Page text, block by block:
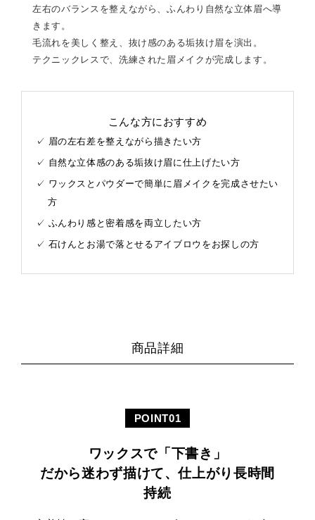
左右のバランスを整えながら、ふんわり自然な立体眉へ導
きます。
毛流れを美しく整え、抜け感のある垢抜け眉を演出。
テクニックレスで、洗練された眉メイクが完成します。
こんな方におすすめ
眉の左右差を整えながら描きたい方
自然な立体感のある垢抜け眉に仕上げたい方
ワックスとパウダーで簡単に眉メイクを完成させたい
方
ふんわり感と密着感を両立したい方
石けんとお湯で落とせるアイブロウをお探しの方
ワックスで「下書き」
だから迷わず描けて、仕上がり長時間
持続